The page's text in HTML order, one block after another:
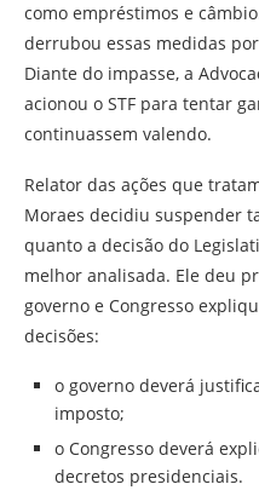
como empréstimos e
derrubou essas medidas
Diante do impasse, a
acionou o STF para tentar
continuassem valendo.
Relator das ações que
Moraes decidiu suspender
quanto a decisão do
melhor analisada. Ele deu
governo e Congresso
decisões:
o governo deverá
imposto;
o Congresso deverá
decretos presidenciais.